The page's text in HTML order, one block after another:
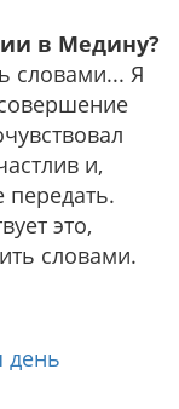
в Медину?
словами... Я
и,
передать.
это,
словами.
день